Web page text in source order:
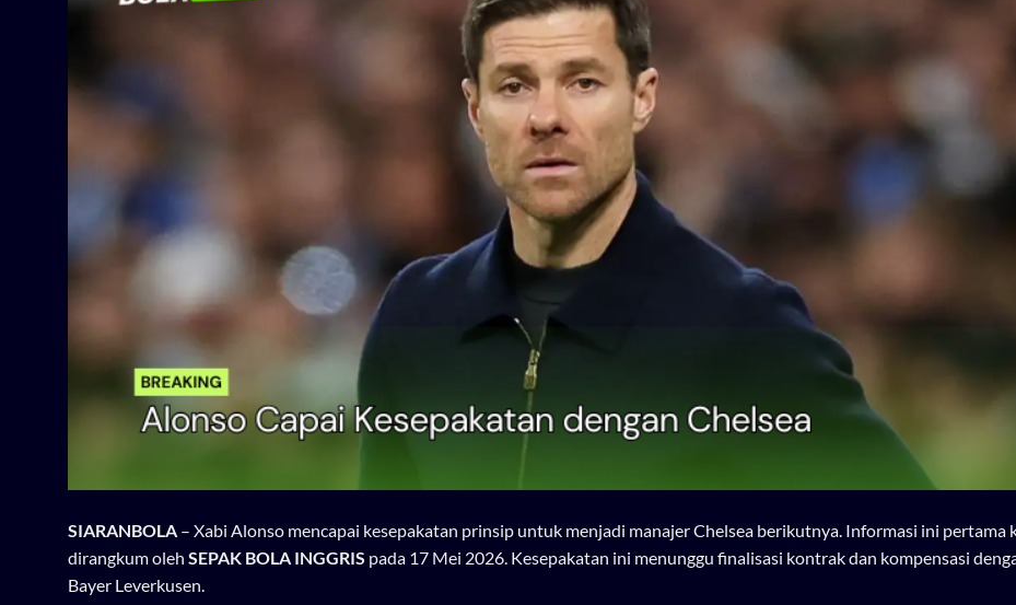
SIARANBOLA – Xabi Alonso mencapai kesepakatan prinsip untuk menjadi manajer Chelsea berikutnya. Informasi ini pertama
dirangkum oleh SEPAK BOLA INGGRIS pada 17 Mei 2026. Kesepakatan ini menunggu finalisasi kontrak dan kompensasi
Bayer Leverkusen.